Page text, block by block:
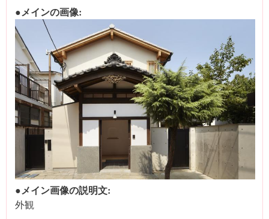
●メインの画像:
●メイン画像の説明文:
外観